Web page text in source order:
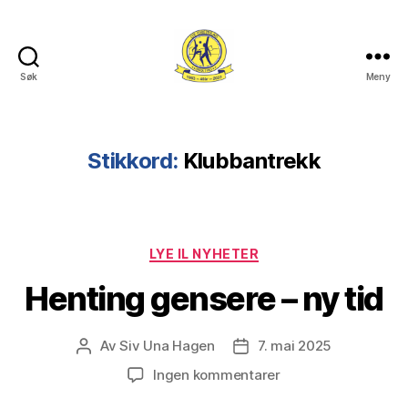
Søk Meny
Stikkord: Klubbantrekk
Kategorier
LYE IL NYHETER
Henting gensere – ny tid
Innleggsforfatter
AvSiv Una Hagen Publiseringsdato
7. mai 2025
Ingen kommentarertil